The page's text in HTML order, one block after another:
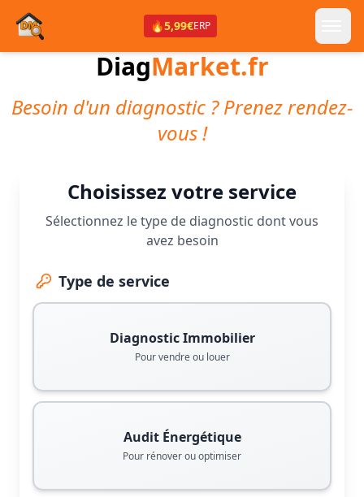
🔥5,99€ERP
DiagMarket.fr
Besoin d'un diagnostic ? Prenez rendez-
vous !
Choisissez votre service
Sélectionnez le type de diagnostic dont vous
avez besoin
Type de service
Diagnostic Immobilier
Pour vendre ou louer
Audit Énergétique
Pour rénover ou optimiser